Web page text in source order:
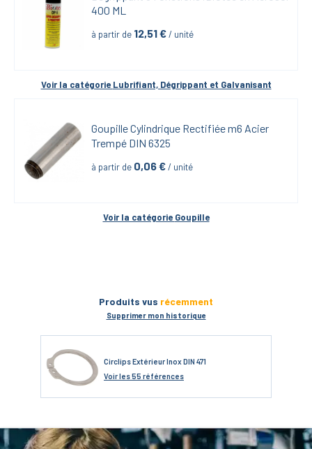
400 ML
à partir de 12,51 € / unité
Voir la catégorie Lubrifiant, Dégrippant et Galvanisant
Goupille Cylindrique Rectifiée m6 Acier
Trempé DIN 6325
à partir de 0,06 € / unité
Voir la catégorie Goupille
Produits vus récemment
Supprimer mon historique
Circlips Extérieur Inox DIN 471
Voirles 55 références